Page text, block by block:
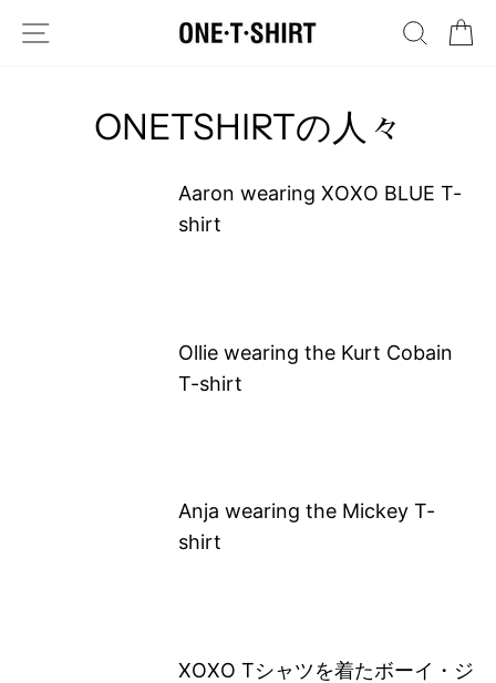
SITE NAVIGATION
ONETSHIRTの人々
Aaron wearing XOXO BLUE T-
shirt
Ollie wearing the Kurt Cobain
T-shirt
Anja wearing the Mickey T-
shirt
XOXO Tシャツを着たボーイ・ジ